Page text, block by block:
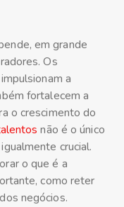
em grande
Os
a
fortalecem a
o crescimento do
não é o único
crucial.
o que é a
como reter
negócios.